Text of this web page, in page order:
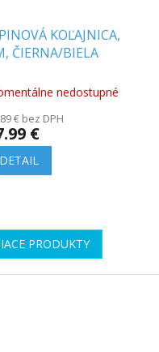
KOĽAJNICA,
ČIERNA/BIELA
nedostupné
€ bez DPH
€
DETAIL
PRODUKTY